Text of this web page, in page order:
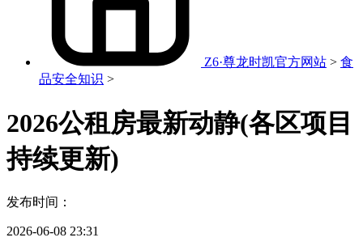
Z6·尊龙时凯官方网站 > 食
品安全知识 >
2026公租房最新动静(各区项目
持续更新)
发布时间：
2026-06-08 23:31